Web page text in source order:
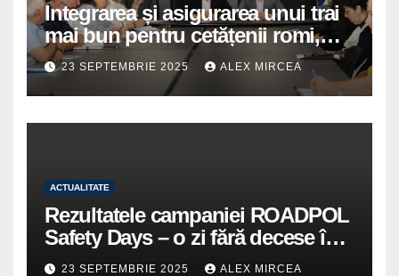
Integrarea și asigurarea unui trai
mai bun pentru cetățenii romi,
prioritate pentru instituțiile
publice giurgiuvene
23 SEPTEMBRIE 2025 ALEX MIRCEA
ACTUALITATE
Rezultatele campaniei ROADPOL
Safety Days – o zi fără decese în
trafic
23 SEPTEMBRIE 2025 ALEX MIRCEA